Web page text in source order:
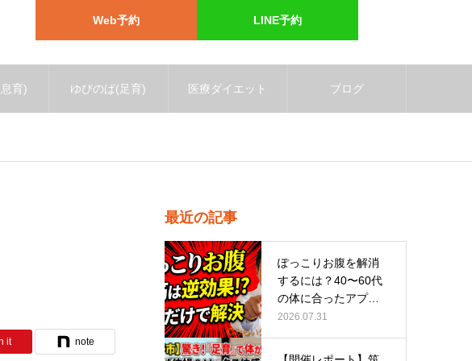
Web予約 LINE予約
育) ゆびのば(足育) 医療ダイエット ブログ
it note
最近の記事
ぽっこりお腹を解消
するには？40〜60代
の体に合ったアプロ
ーチ
2026.07.31